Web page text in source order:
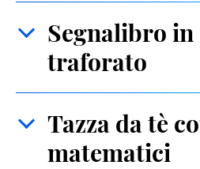
Segnalibro in
traforato
Tazza da tè
matematici